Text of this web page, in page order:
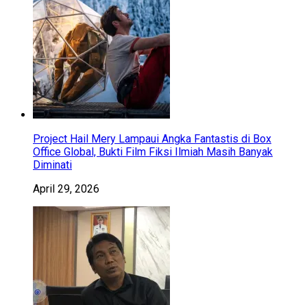
Project Hail Mery Lampaui Angka Fantastis di Box
Office Global, Bukti Film Fiksi Ilmiah Masih Banyak
Diminati
April 29, 2026